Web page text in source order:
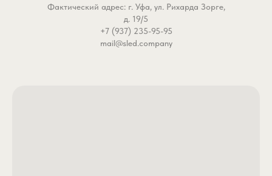
Фактический адрес: г. Уфа, ул. Рихарда Зорге,
д. 19/5
+7 (937) 235-95-95
mail@sled.company